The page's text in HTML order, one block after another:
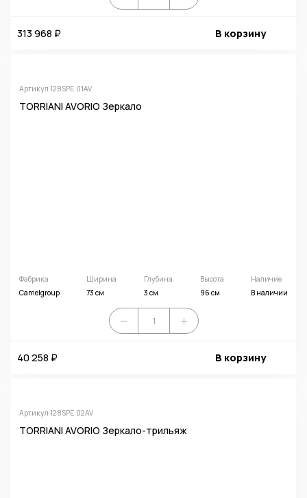
313 968 ₽ В корзину
Артикул 128SPE.01AV
TORRIANI AVORIO Зеркало
Фабрика
Camelgroup
Ширина
73 см
Глубина
3 см
Высота
96 см
Наличие
В наличии
40 258 ₽ В корзину
Артикул 128SPE.02AV
TORRIANI AVORIO Зеркало-трильяж